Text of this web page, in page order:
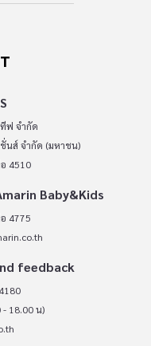
ทีฟ จำกัด
นส์ จำกัด (มหาชน)
4510
Baby&Kids
4775
feedback
- 18.00 น)